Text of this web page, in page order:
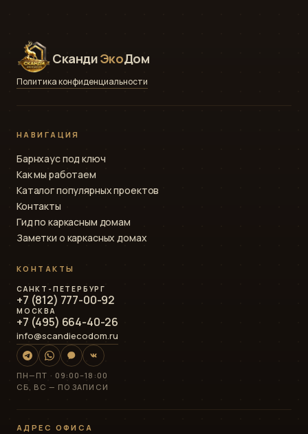
СкандиЭкоДом
Политика конфиденциальности
НАВИГАЦИЯ
Барнхаус под ключ
Как мы работаем
Каталог популярных проектов
Контакты
Гид по каркасным домам
Заметки о каркасных домах
КОНТАКТЫ
САНКТ-ПЕТЕРБУРГ
+7 (812) 777-00-92
МОСКВА
+7 (495) 664-40-26
info@scandiecodom.ru
ПН—ПТ · 09:00–18:00
СБ, ВС — ПО ЗАПИСИ
АДРЕС ОФИСА